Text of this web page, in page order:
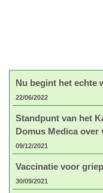
Nu begint het echte
22/06/2022
Standpunt van het
Domus Medica
09/12/2021
Vaccinatie voor
30/09/2021